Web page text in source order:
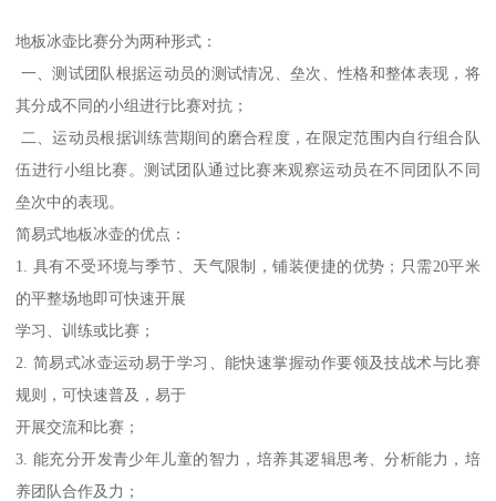
地板冰壶比赛分为两种形式：
一、测试团队根据运动员的测试情况、垒次、性格和整体表现，将
其分成不同的小组进行比赛对抗；
二、运动员根据训练营期间的磨合程度，在限定范围内自行组合队
伍进行小组比赛。测试团队通过比赛来观察运动员在不同团队不同
垒次中的表现。
简易式地板冰壶的优点：
1. 具有不受环境与季节、天气限制，铺装便捷的优势；只需20平米
的平整场地即可快速开展
学习、训练或比赛；
2. 简易式冰壶运动易于学习、能快速掌握动作要领及技战术与比赛
规则，可快速普及，易于
开展交流和比赛；
3. 能充分开发青少年儿童的智力，培养其逻辑思考、分析能力，培
养团队合作及力；